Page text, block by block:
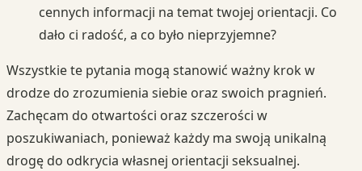
cennych informacji na temat twojej orientacji. Co
dało ci radość, a co było nieprzyjemne?
Wszystkie te pytania mogą stanowić ważny krok w
drodze do zrozumienia siebie oraz swoich pragnień.
Zachęcam do otwartości oraz szczerości w
poszukiwaniach, ponieważ każdy ma swoją unikalną
drogę do odkrycia własnej orientacji seksualnej.